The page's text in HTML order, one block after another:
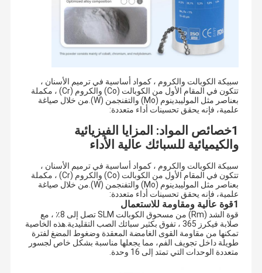
سبيكة الكوبالت والكروم ، كمواد أساسية في ترميم الأسنان ،
تتكون في المقام الأول من الكوبالت (Co) والكروم (Cr) ، مكملة
بعناصر مثل الموليبدينوم (Mo) والتفنجمن (W).من خلال صياغة
علمية، فإنه يحقق تحسينات أداء متعددة:
1خصائص المواد: المزايا الفيزيائية
والكيميائية للسبائك عالية الأداء
سبيكة الكوبالت والكروم ، كمواد أساسية في ترميم الأسنان ،
تتكون في المقام الأول من الكوبالت (Co) والكروم (Cr) ، مكملة
بعناصر مثل الموليبدينوم (Mo) والتفنجمن (W).من خلال صياغة
علمية، فإنه يحقق تحسينات أداء متعددة:
1قوة عالية ومقاومة للاستعمال
قوة الشد (Rm) من مسحوق الكوبالت SLM تصل إلى 8٪ ، مع
صلابة فيكرز 365 ، تفوق بكثير سبائك الصب التقليدية.هذه الخاصية
تمكنها من مقاومة القوى الغامضة المعقدة وضغوط المضغ لفترة
طويلة داخل تجويف الفم، مما يجعلها مناسبة بشكل خاص لجسور
متعددة الوحدات التي تمتد إلى 16 وحدة.